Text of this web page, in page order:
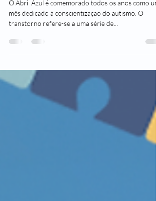
Conscientização do Autismo
O Abril Azul é comemorado todos os anos como um
transtorno refere-se a uma série de...